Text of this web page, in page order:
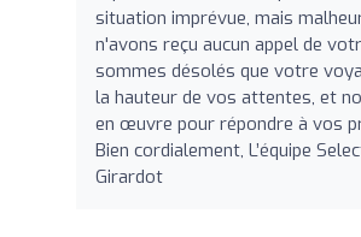
situation imprévue, mais
n'avons reçu aucun appel de
sommes désolés que votre
la hauteur de vos attentes, et
en œuvre pour répondre à vos
Bien cordialement, L’équipe
Girardot